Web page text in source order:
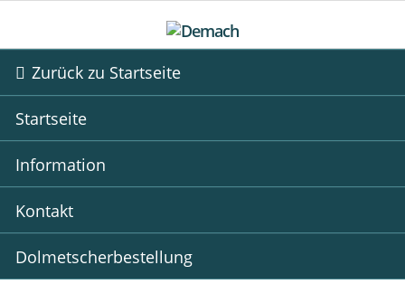
Zurück zu Startseite
Startseite
Information
Kontakt
Dolmetscherbestellung